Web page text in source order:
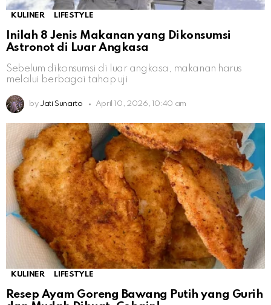
KULINER LIFESTYLE
Inilah 8 Jenis Makanan yang Dikonsumsi
Astronot di Luar Angkasa
Sebelum dikonsumsi di luar angkasa, makanan harus
melalui berbagai tahap uji
by Jati Sunarto April 10, 2026, 10:40 am
KULINER LIFESTYLE
Resep Ayam Goreng Bawang Putih yang Gurih